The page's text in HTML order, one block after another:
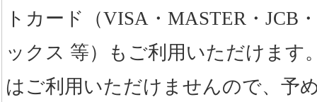
トカード（VISA・MASTER・JCB
ックス 等）もご利用いただけます
はご利用いただけませんので、予